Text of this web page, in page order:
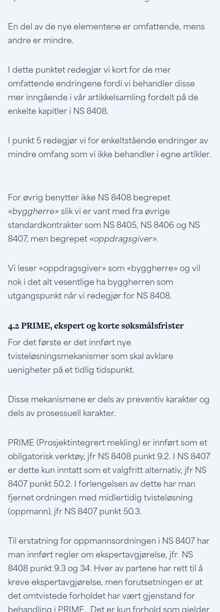
En del av de nye elementene er omfattende, mens
andre er mindre.
I dette punktet redegjør vi kort for de mer
omfattende endringene fordi vi behandler disse
mer inngående i vår artikkelsamling fordelt på de
enkelte kapitler i NS 8408.
I punkt 5 redegjør vi for enkeltstående endringer av
mindre omfang som vi ikke behandler i egne artikler.
For øvrig benytter ikke NS 8408 begrepet
«byggherre» slik vi er vant med fra øvrige
standardkontrakter som NS 8405, NS 8406 og NS
8407, men begrepet «oppdragsgiver».
Vi leser «oppdragsgiver» som «byggherre» og vil
nok i det alt vesentlige ha byggherren som
utgangspunkt når vi redegjør for NS 8408.
4.2 PRIME, ekspert og korte søksmålsfrister
For det første er det innført nye
tvisteløsningsmekanismer som skal avklare
uenigheter på et tidlig tidspunkt.
Disse mekanismene er dels av preventiv karakter og
dels av prosessuell karakter.
PRIME (Prosjektintegrert mekling) er innført som et
obligatorisk verktøy, jfr NS 8408 punkt 9.2. I NS 8407
er dette kun inntatt som et valgfritt alternativ, jfr NS
8407 punkt 50.2. I forlengelsen av dette har man
fjernet ordningen med midlertidig tvisteløsning
(oppmann), jfr NS 8407 punkt 50.3.
Til erstatning for oppmannsordningen i NS 8407 har
man innført regler om ekspertavgjørelse, jfr NS
8408 punkt 9.3 og 34. Hver av partene har rett til å
kreve ekspertavgjørelse, men forutsetningen er at
det omtvistede forholdet har vært gjenstand for